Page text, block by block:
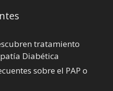
tratamiento
Diabética
sobre el PAP o